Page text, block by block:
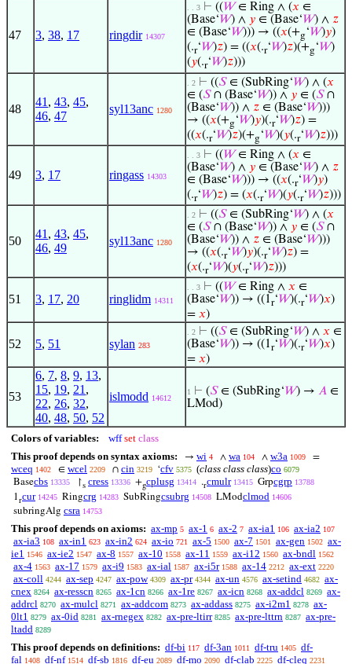
47 3, 38, 17 ringdir 14307
. . 3 ⊢ ((𝑊∈ Ring ∧ (𝑥 ∈
(Base‘𝑊) ∧ 𝑦 ∈ (Base‘𝑊) ∧ 𝑧
∈ (Base‘𝑊))) → ((𝑥(+g‘𝑊)𝑦)
(.r‘𝑊)𝑧) = ((𝑥(.r‘𝑊)𝑧)(+g‘𝑊)
(𝑦(.r‘𝑊)𝑧)))
48
41 , 43, 45,
46, 47
syl13anc 1280
. 2 ⊢ ((𝑆∈ (SubRing‘𝑊) ∧ (𝑥
∈ (𝑆∩ (Base‘𝑊)) ∧ 𝑦 ∈ (𝑆∩
(Base‘𝑊)) ∧ 𝑧 ∈ (Base‘𝑊)))
→ ((𝑥(+g‘𝑊)𝑦)(.r‘𝑊)𝑧) =
((𝑥(.r‘𝑊)𝑧)(+g‘𝑊)(𝑦(.r‘𝑊)𝑧)))
49 3, 17 ringass 14303
. . 3 ⊢ ((𝑊∈ Ring ∧ (𝑥 ∈
(Base‘𝑊) ∧ 𝑦 ∈ (Base‘𝑊) ∧ 𝑧
∈ (Base‘𝑊))) → ((𝑥(.r‘𝑊)𝑦)
(.r‘𝑊)𝑧) = (𝑥(.r‘𝑊)(𝑦(.r‘𝑊)𝑧)))
50
41 , 43, 45,
46, 49
syl13anc 1280
. 2 ⊢ ((𝑆∈ (SubRing‘𝑊) ∧ (𝑥
∈ (𝑆∩ (Base‘𝑊)) ∧ 𝑦 ∈ (𝑆∩
(Base‘𝑊)) ∧ 𝑧 ∈ (Base‘𝑊)))
→ ((𝑥(.r‘𝑊)𝑦)(.r‘𝑊)𝑧) =
(𝑥(.r‘𝑊)(𝑦(.r‘𝑊)𝑧)))
51 3, 17, 20 ringlidm 14311
. . 3 ⊢ ((𝑊∈ Ring ∧ 𝑥 ∈
(Base‘𝑊)) → ((1r‘𝑊)(.r‘𝑊)𝑥)
= 𝑥)
52 5, 51 sylan 283
. 2 ⊢ ((𝑆∈ (SubRing‘𝑊) ∧ 𝑥 ∈
(Base‘𝑊)) → ((1r‘𝑊)(.r‘𝑊)𝑥)
= 𝑥)
53
6, 7, 8, 9, 13,
15, 19, 21 ,
22, 26, 32,
40, 48, 50, 52
islmodd 14612
1 ⊢ (𝑆∈ (SubRing‘𝑊) → 𝐴 ∈
LMod)
Colors of variables: wff set class
This proof depends on syntax axioms:
→ wi 4 ∧ wa 104 ∧ w3a 1009 =
wceq 1402 ∈ wcel 2209 ∩ cin 3219 ‘cfv 5375 (class class class)co 6079
Basecbs 13335 ↾s cress 13336 +gcplusg 13414 .rcmulr 13415 Grpcgrp 13788
1 rcur 14245 Ringcrg 14283 SubRingcsubrg 14508 LModclmod 14606
subringAlg csra 14753
This proof depends on axioms: ax-mp 5 ax-1 6 ax-2 7 ax-ia1 106 ax-ia2 107
ax-ia3 108 ax-in1 623 ax-in2 624 ax-io 721 ax-5 1500 ax-7 1501 ax-gen 1502 ax-
ie1 1546 ax-ie2 1547 ax-8 1557 ax-10 1558 ax-11 1559 ax-i12 1560 ax-bndl 1562
ax-4 1563 ax-17 1579 ax-i9 1583 ax-ial 1587 ax-i5r 1588 ax-14 2212 ax-ext 2220
ax-coll 4244 ax-sep 4247 ax-pow 4309 ax-pr 4344 ax-un 4576 ax-setind 4682 ax-
cnex 8264 ax-resscn 8265 ax-1cn 8266 ax-1re 8267 ax-icn 8268 ax-addcl 8269 ax-
addrcl 8270 ax-mulcl 8271 ax-addcom 8273 ax-addass 8275 ax-i2m1 8278 ax-
0lt1 8279 ax-0id 8281 ax-rnegex 8282 ax-pre-ltirr 8285 ax-pre-lttrn 8287 ax-pre-
ltadd 8289
This proof depends on definitions: df-bi 117 df-3an 1011 df-tru 1405 df-
fal 1408 df-nf 1514 df-sb 1816 df-eu 2089 df-mo 2090 df-clab 2225 df-cleq 2231